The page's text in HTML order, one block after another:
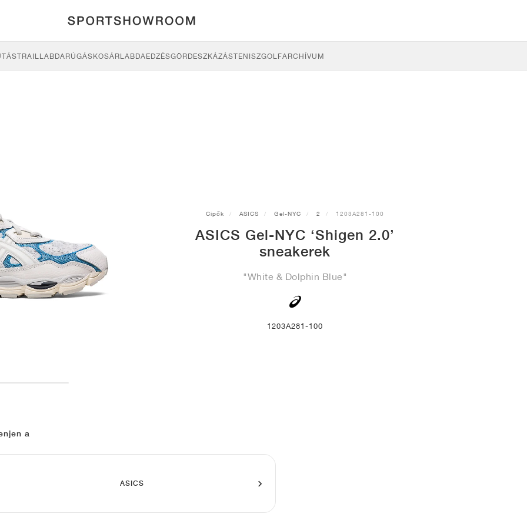
TRAILLABDARÚGÁSKOSÁRLABDAEDZÉSGÖRDESZKÁZÁSTENISZGOLFARCHÍVUM
Cipők ASICS Gel-NYC 2 1203A281-100
ASICS Gel-NYC ‘Shigen 2.0’
sneakerek
"White & Dolphin Blue"
1203A281-100
a
ASICS